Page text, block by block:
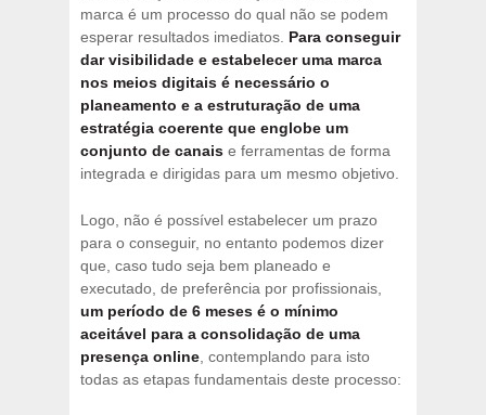
marca é um processo do qual não se podem
esperar resultados imediatos. Para conseguir
dar visibilidade e estabelecer uma marca
nos meios digitais é necessário o
planeamento e a estruturação de uma
estratégia coerente que englobe um
conjunto de canais e ferramentas de forma
integrada e dirigidas para um mesmo objetivo.
Logo, não é possível estabelecer um prazo
para o conseguir, no entanto podemos dizer
que, caso tudo seja bem planeado e
executado, de preferência por profissionais,
um período de 6 meses é o mínimo
aceitável para a consolidação de uma
presença online , contemplando para isto
todas as etapas fundamentais deste processo: